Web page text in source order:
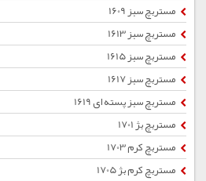
مستربچ سبز 1609
مستربچ سبز 1613
مستربچ سبز 1615
مستربچ سبز 1617
مستربچ سبز پسته ای 1619
مستربچ بژ 1701
مستربچ کرم 1703
مستربچ کرم بژ 1705